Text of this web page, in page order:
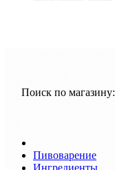
Поиск по магазину:
Пивоварение
Ингредиенты